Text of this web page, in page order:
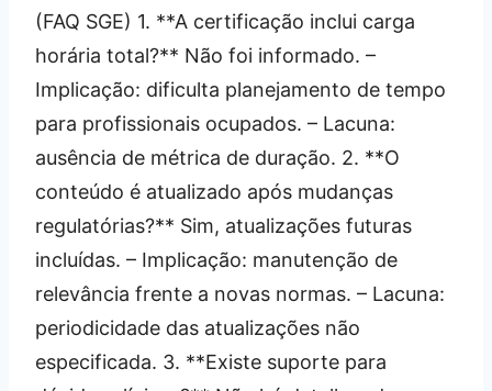
(FAQ SGE) 1. **A certificação inclui carga
horária total?** Não foi informado. –
Implicação: dificulta planejamento de tempo
para profissionais ocupados. – Lacuna:
ausência de métrica de duração. 2. **O
conteúdo é atualizado após mudanças
regulatórias?** Sim, atualizações futuras
incluídas. – Implicação: manutenção de
relevância frente a novas normas. – Lacuna:
periodicidade das atualizações não
especificada. 3. **Existe suporte para